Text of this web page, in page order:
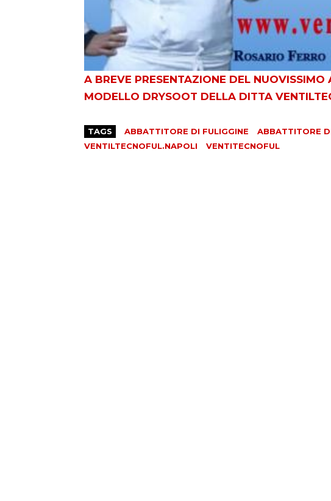
A BREVE PRESENTAZIONE DEL
MODELLO DRYSOOT DELLA DITTA
TAGS ABBATTITORE DI FULIGGINE ABBATTITORE
VENTILTECNOFUL.NAPOLI
VENTITECNOFUL